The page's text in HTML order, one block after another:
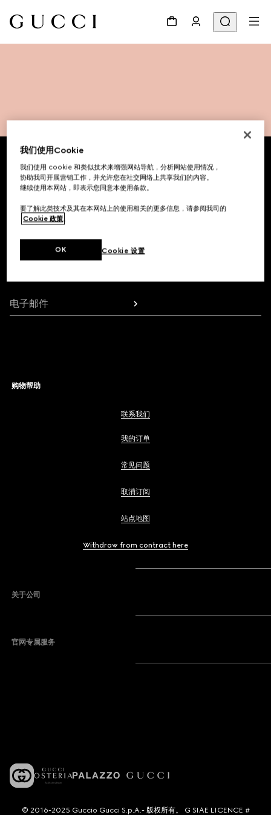
Footer
专卖店查询
注册以接收GUCCI最新资讯
电子邮件
购物帮助
联系我们
我的订单
常见问题
取消订阅
站点地图
Withdraw from contract here
关于公司
官网专属服务
© 2016-2025 Guccio Gucci S.p.A.- 版权所有。 G SIAE LICENCE #
我们使用Cookie
我们使用 cookie 和类似技术来增强网站导航，分析网站使用情况，
协助我司开展营销工作，并允许您在社交网络上共享我们的内容。
继续使用本网站，即表示您同意本使用条款。
要了解此类技术及其在本网站上的使用相关的更多信息，请参阅我司的
Cookie 政策。
Cookie 设置
OK